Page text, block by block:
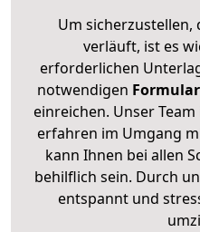
Um sicherzustellen,
verläuft, ist es
erforderlichen
notwendigen
einreichen. Unser Team
erfahren im Umgang
kann Ihnen bei allen
behilflich sein. Durch
entspannt und